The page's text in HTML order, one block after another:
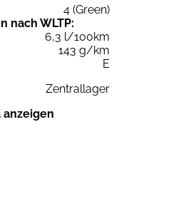
4 (Green)
nach WLTP:
6,3 l/100km
143 g/km
E
Zentrallager
anzeigen